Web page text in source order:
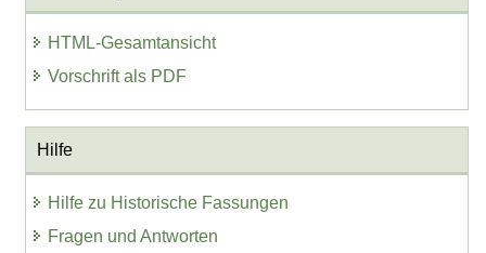
HTML-Gesamtansicht
Vorschrift als PDF
Hilfe
Hilfe zu Historische Fassungen
Fragen und Antworten